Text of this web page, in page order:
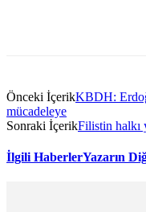
Önceki İçerikKBDH:
mücadeleye
Sonraki İçerikFilistin halkı
İlgili HaberlerYazarın